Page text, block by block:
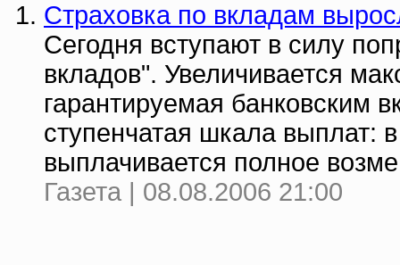
Страховка по вкладам
Сегодня вступают в силу
вкладов". Увеличивается
гарантируемая банковским
ступенчатая шкала выплат:
выплачивается полное
Газета | 08.08.2006 21:00